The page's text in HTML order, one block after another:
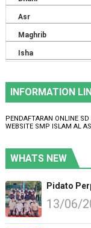
INFORMATION
PENDAFTARAN ONLINE
WEBSITE SMP ISLAM AL
WHATS NEW
Pidato
13/06/